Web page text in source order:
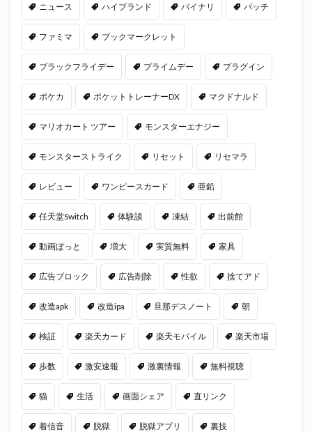
ニュース ハイブランド バイナリ パッチ
ファミマ ブックマークレット
ブラックフライデー プライムデー プラグイン
ポケカ ポケットトレーナーDX マクドナルド
マリオカート ツアー モンスターエナジー
モンスターストライク リセット リセマラ
レビュー ワンピースカード 亜鉛
任天堂Switch 体験談 凍結 出前館
動画ぼっと 増大 実質無料 家具
広告ブロック 広告削除 性欲 捨てアド
改造apk 改造ipa 旦那デスノート 朝
検証 楽天カード 楽天モバイル 楽天市場
歩数 激安速報 激裏情報 無料視聴
猫 生活 画面シェア 直リンク
着信音 脱獄 脱獄アプリ 裏技